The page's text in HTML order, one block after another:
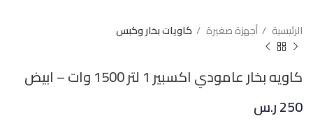
الرئيسية أجهزة صغيرة كاويات بخار وكبس
كاويه بخار عامودي اكسبير 1 لتر 1500 وات – ابيض
250ر.س